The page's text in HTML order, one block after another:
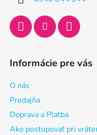
Informácie pre vás
O nás
Predajňa
Doprava a Platba
Ako postupovať pri